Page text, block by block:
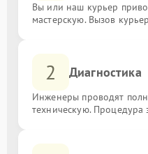
Вы или наш курьер
мастерскую. Вызов
2 Диагностика
Инженеры проводят
техническую. Процедура